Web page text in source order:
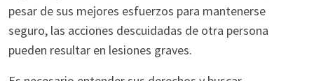
pesar de sus mejores esfuerzos para mantenerse
seguro, las acciones descuidadas de otra persona
pueden resultar en lesiones graves.